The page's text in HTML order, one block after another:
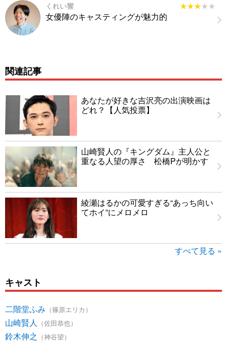
くれい響 ★★★★★
★★★★★
女優陣のキャスティングが魅力的
関連記事
あなたが好きな吉沢亮の出演映画は
どれ？【人気投票】
山崎賢人の『キングダム』主人公と
重なる人望の厚さ 松橋Pが明かす
綾瀬はるかの可愛すぎる“あっち向い
てホイ”にメロメロ
すべて見る »
キャスト
二階堂ふみ （篠原エリカ）
山崎賢人 （佐田恭也）
鈴木伸之 （神谷望）